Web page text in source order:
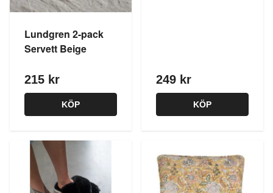
Lundgren 2-pack
Servett Beige
215 kr
KÖP
249 kr
KÖP